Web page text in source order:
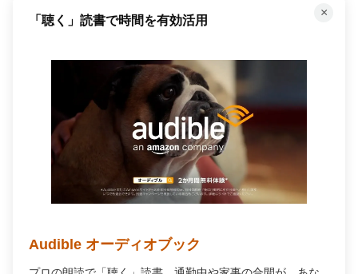
×
Amazon今だけのタイムセール！
人気商品が期間限定で割引